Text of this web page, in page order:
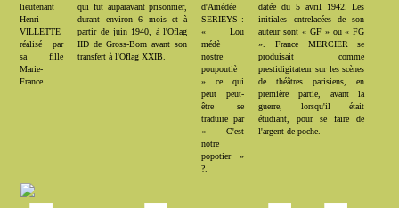
lieutenant
Henri
VILLETTE
réalisé par
sa fille
Marie-
France.
qui fut auparavant prisonnier,
durant environ 6 mois et à
partir de juin 1940, à l'Oflag
IID de Gross-Born avant son
transfert à l'Oflag XXIB.
d'Amédée
SERIEYS :
« Lou
médè
nostre
poupoutiè
» ce qui
peut peut-
être se
traduire par
« C'est
notre
popotier »
?.
datée du 5 avril 1942. Les
initiales entrelacées de son
auteur sont « GF » ou « FG
». France MERCIER se
produisait comme
prestidigitateur sur les scènes
de théâtres parisiens, en
première partie, avant la
guerre, lorsqu'il était
étudiant, pour se faire de
l'argent de poche.